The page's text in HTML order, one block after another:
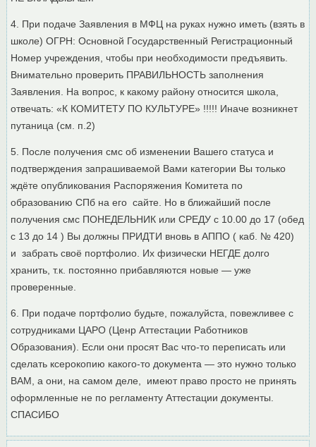
4. При подаче Заявления в МФЦ на руках нужно иметь (взять в
школе) ОГРН: Основной Государственный Регистрационный
Номер учреждения, чтобы при необходимости предъявить.
Внимательно проверить ПРАВИЛЬНОСТЬ заполнения
Заявления. На вопрос, к какому району относится школа,
отвечать: «К КОМИТЕТУ ПО КУЛЬТУРЕ» !!!!! Иначе возникнет
путаница (см. п.2)
5. После получения смс об изменении Вашего статуса и
подтверждения запрашиваемой Вами категории Вы только
ждёте опубликования Распоряжения Комитета по
образованию СПб на его сайте. Но в ближайший после
получения смс ПОНЕДЕЛЬНИК или СРЕДУ с 10.00 до 17 (обед
с 13 до 14 ) Вы должны ПРИДТИ вновь в АППО ( каб. № 420)
и забрать своё портфолио. Их физически НЕГДЕ долго
хранить, т.к. постоянно прибавляются новые — уже
проверенные.
6. При подаче портфолио будьте, пожалуйста, повежливее с
сотрудниками ЦАРО (Ценр Аттестации Работников
Образования). Если они просят Вас что-то переписать или
сделать ксерокопию какого-то документа — это нужно только
ВАМ, а они, на самом деле, имеют право просто не принять
оформленные не по регламенту Аттестации документы.
СПАСИБО